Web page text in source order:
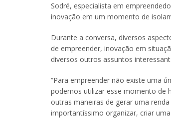
Sodré, especialista em
inovação em um momento de
Durante a conversa, diversos
de empreender, inovação em
diversos outros assuntos
“Para empreender não existe uma
podemos utilizar esse momento de
outras maneiras de gerar uma
importantíssimo organizar, criar